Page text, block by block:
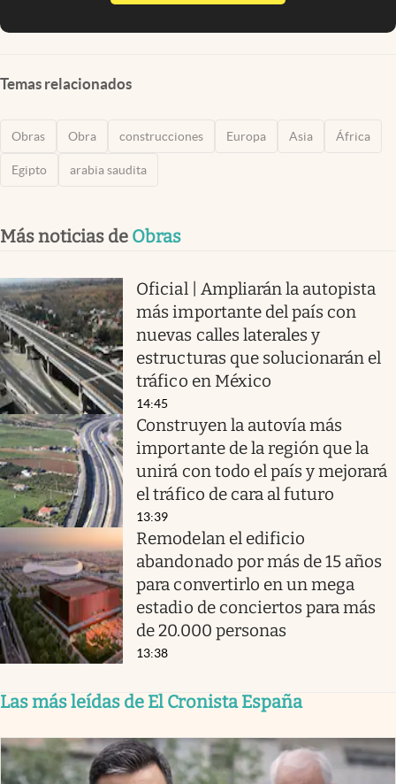
Temas relacionados
Obras Obra construcciones Europa Asia África
Egipto arabia saudita
Más noticias de Obras
Oficial | Ampliarán la autopista
más importante del país con
nuevas calles laterales y
estructuras que solucionarán el
tráfico en México
14:45
Construyen la autovía más
importante de la región que la
unirá con todo el país y mejorará
el tráfico de cara al futuro
13:39
Remodelan el edificio
abandonado por más de 15 años
para convertirlo en un mega
estadio de conciertos para más
de 20.000 personas
13:38
Las más leídas de El Cronista España